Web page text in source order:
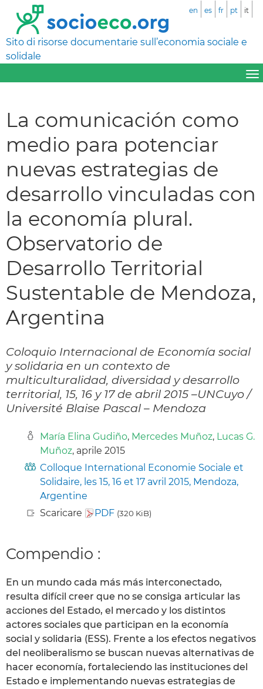
Sito di risorse documentarie sull’economia sociale e
solidale
en es fr pt it
La comunicación como
medio para potenciar
nuevas estrategias de
desarrollo vinculadas con
la economía plural.
Observatorio de
Desarrollo Territorial
Sustentable de Mendoza,
Argentina
Coloquio Internacional de Economía social
y solidaria en un contexto de
multiculturalidad, diversidad y desarrollo
territorial, 15, 16 y 17 de abril 2015 –UNCuyo /
Université Blaise Pascal – Mendoza
María Elina Gudiño, Mercedes Muñoz, Lucas G.
Muñoz, aprile 2015
Colloque International Economie Sociale et
Solidaire, les 15, 16 et 17 avril 2015, Mendoza,
Argentine
Scaricare
PDF (320 KiB)
Compendio :
En un mundo cada más más interconectado,
resulta difícil creer que no se consiga articular las
acciones del Estado, el mercado y los distintos
actores sociales que participan en la economía
social y solidaria (ESS). Frente a los efectos negativos
del neoliberalismo se buscan nuevas alternativas de
hacer economía, fortaleciendo las instituciones del
Estado e implementando nuevas estrategias de